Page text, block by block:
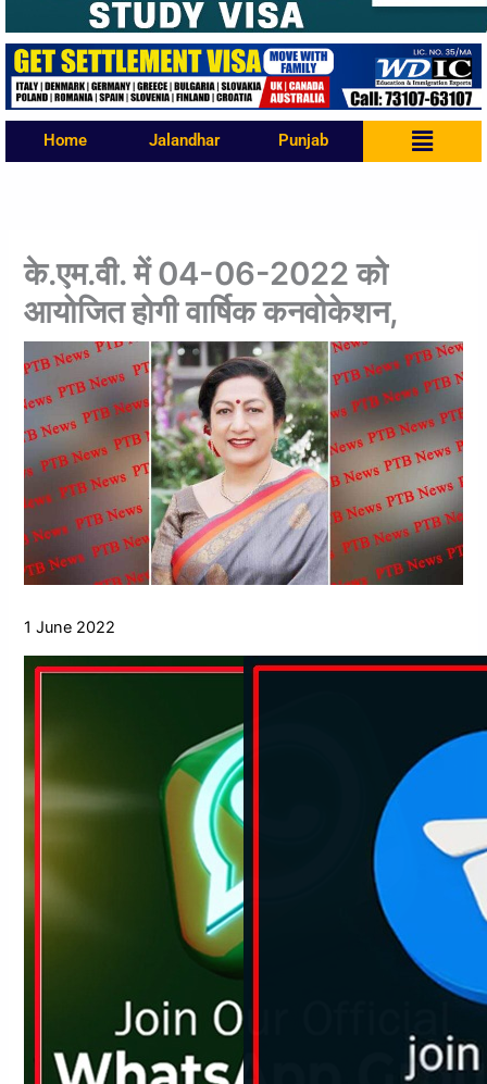
Home Jalandhar Punjab Menu
के.एम.वी. में 04-06-2022 को
आयोजित होगी वार्षिक कनवोकेशन,
1 June 2022